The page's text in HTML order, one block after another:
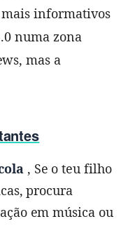
informativos
numa zona
mas a
, Se o teu filho
procura
em música ou